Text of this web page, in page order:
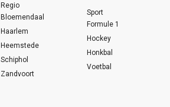
Regio
Bloemendaal
Haarlem
Heemstede
Schiphol
Zandvoort
Sport
Formule 1
Hockey
Honkbal
Voetbal